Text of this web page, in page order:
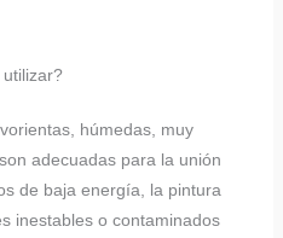
húmedas, muy
adecuadas para la unión
de baja energía, la pintura
inestables o contaminados